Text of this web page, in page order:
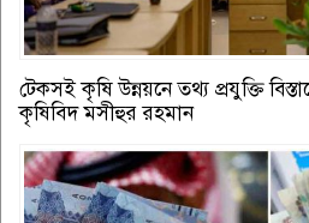
টেকসই কৃষি উন্নয়নে তথ্য প্রযুক্তি
কৃষিবিদ মসীহুর রহমান